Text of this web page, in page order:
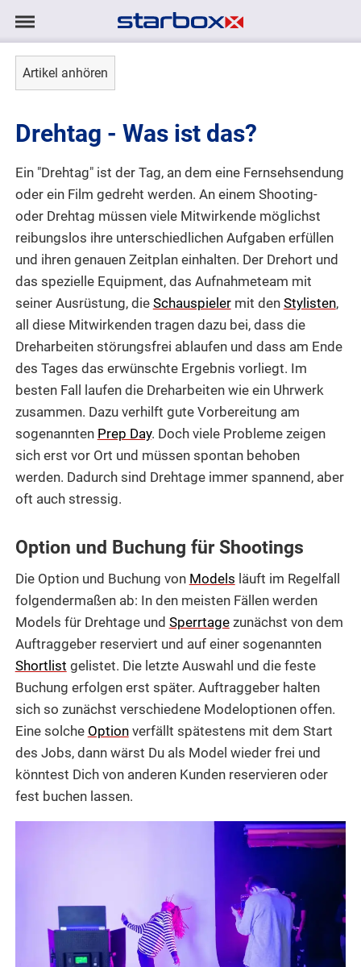
Navigation
Navigation
AGENTUR
MODELS
TALENTE
PROJEKTE
LOGIN
KONTAKT
DE | EN
Artikel anhören
Drehtag - Was ist das?
Ein "Drehtag" ist der Tag, an dem eine Fernsehsendung
oder ein Film gedreht werden. An einem Shooting-
oder Drehtag müssen viele Mitwirkende möglichst
reibungslos ihre unterschiedlichen Aufgaben erfüllen
und ihren genauen Zeitplan einhalten. Der Drehort und
das spezielle Equipment, das Aufnahmeteam mit
seiner Ausrüstung, die Schauspielermit den Stylisten,
all diese Mitwirkenden tragen dazu bei, dass die
Dreharbeiten störungsfrei ablaufen und dass am Ende
des Tages das erwünschte Ergebnis vorliegt. Im
besten Fall laufen die Dreharbeiten wie ein Uhrwerk
zusammen. Dazu verhilft gute Vorbereitung am
sogenannten Prep Day. Doch viele Probleme zeigen
sich erst vor Ort und müssen spontan behoben
werden. Dadurch sind Drehtage immer spannend, aber
oft auch stressig.
Option und Buchung für Shootings
Die Option und Buchung von Models läuft im Regelfall
folgendermaßen ab: In den meisten Fällen werden
Models für Drehtage und Sperrtagezunächst von dem
Auftraggeber reserviert und auf einer sogenannten
Shortlist gelistet. Die letzte Auswahl und die feste
Buchung erfolgen erst später. Auftraggeber halten
sich so zunächst verschiedene Modeloptionen offen.
Eine solche Optionverfällt spätestens mit dem Start
des Jobs, dann wärst Du als Model wieder frei und
könntest Dich von anderen Kunden reservieren oder
fest buchen lassen.